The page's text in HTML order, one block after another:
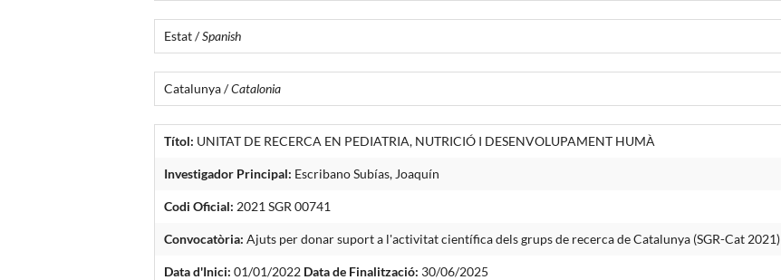
Estat /Spanish
Catalunya /Catalonia
Títol: UNITAT DE RECERCA EN PEDIATRIA, NUTRICIÓ I DESENVOLUPAMENT HUMÀ
Investigador Principal: Escribano Subías, Joaquín
Codi Oficial: 2021 SGR 00741
Convocatòria: Ajuts per donar suport a l'activitat científica dels grups de recerca de Catalunya (SGR-Cat 2021)
Data d'Inici: 01/01/2022 Data de Finalització: 30/06/2025